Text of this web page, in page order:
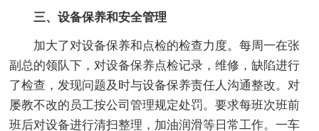
三、设备保养和安全管理
加大了对设备保养和点检的检查力度。每周一在张
副总的领队下，对设备保养点检记录，维修，缺陷进行
了检查，发现问题及时与设备保养责任人沟通整改。对
屡教不改的员工按公司管理规定处罚。要求每班次班前
班后对设备进行清扫整理，加油润滑等日常工作。一车